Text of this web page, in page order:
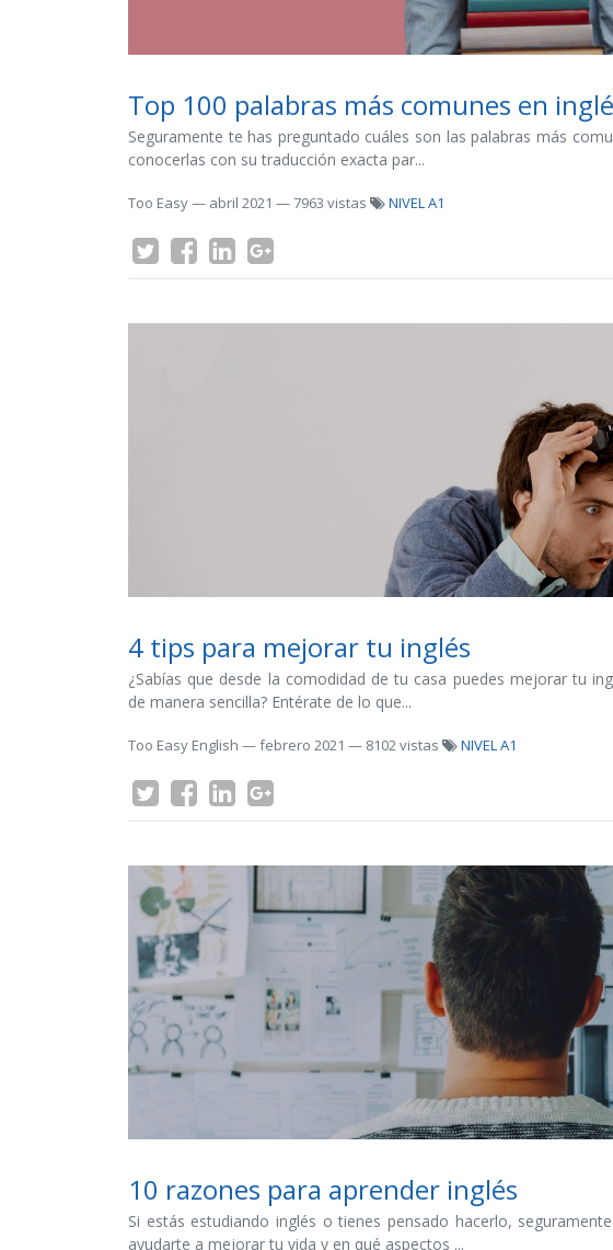
Top 100 palabras más comunes en
Seguramente te has preguntado cuáles son las palabras más
conocerlas con su traducción exacta par...
Too Easy— abril 2021 — 7963 vistas NIVEL A1
4 tips para mejorar tu inglés
¿Sabías que desde la comodidad de tu casa puedes mejorar tu
de manera sencilla? Entérate de lo que...
Too Easy English —febrero 2021 — 8102 vistas NIVEL A1
10 razones para aprender inglés
Si estás estudiando inglés o tienes pensado hacerlo,
ayudarte a mejorar tu vida y en qué aspectos ...